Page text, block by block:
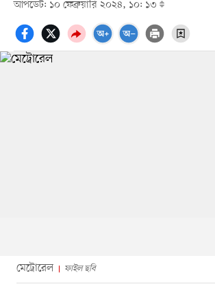
আপডেট: ১০ ফেব্রুয়ারি ২০২৪, ১০: ১৩
মেট্রোরেল ফাইল ছবি